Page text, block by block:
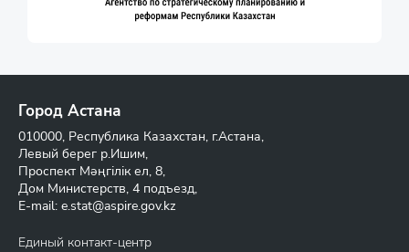
Город Астана
010000, Республика Казахстан, г.Астана,
Левый берег р.Ишим,
Проспект Мәңгілік ел, 8,
Дом Министерств, 4 подъезд,
E-mail: e.stat@aspire.gov.kz
Единый контакт-центр